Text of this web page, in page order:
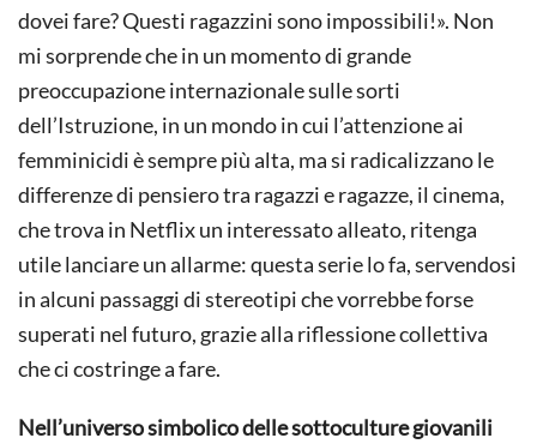
dovei fare? Questi ragazzini sono impossibili!». Non
mi sorprende che in un momento di grande
preoccupazione internazionale sulle sorti
dell’Istruzione, in un mondo in cui l’attenzione ai
femminicidi è sempre più alta, ma si radicalizzano le
differenze di pensiero tra ragazzi e ragazze, il cinema,
che trova in Netflix un interessato alleato, ritenga
utile lanciare un allarme: questa serie lo fa, servendosi
in alcuni passaggi di stereotipi che vorrebbe forse
superati nel futuro, grazie alla riflessione collettiva
che ci costringe a fare.
Nell’universo simbolico delle sottoculture giovanili